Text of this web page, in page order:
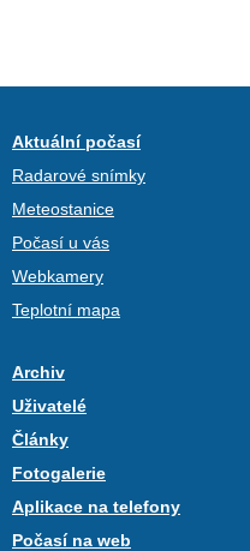
Aktuální počasí
Radarové snímky
Meteostanice
Počasí u vás
Webkamery
Teplotní mapa
Archiv
Uživatelé
Články
Fotogalerie
Aplikace na telefony
Počasí na web